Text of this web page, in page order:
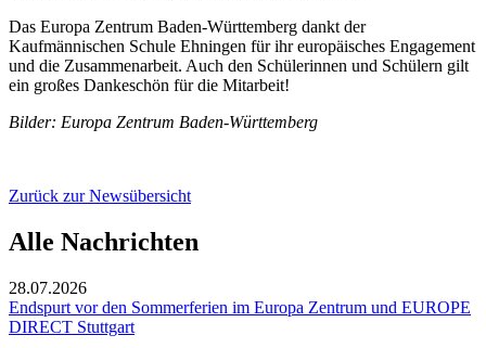
Das Europa Zentrum Baden-Württemberg dankt der
Kaufmännischen Schule Ehningen für ihr europäisches Engagement
und die Zusammenarbeit. Auch den Schülerinnen und Schülern gilt
ein großes Dankeschön für die Mitarbeit!
Bilder: Europa Zentrum Baden-Württemberg
Zurück zur Newsübersicht
Alle Nachrichten
28.07.2026
Endspurt vor den Sommerferien im Europa Zentrum und EUROPE
DIRECT Stuttgart